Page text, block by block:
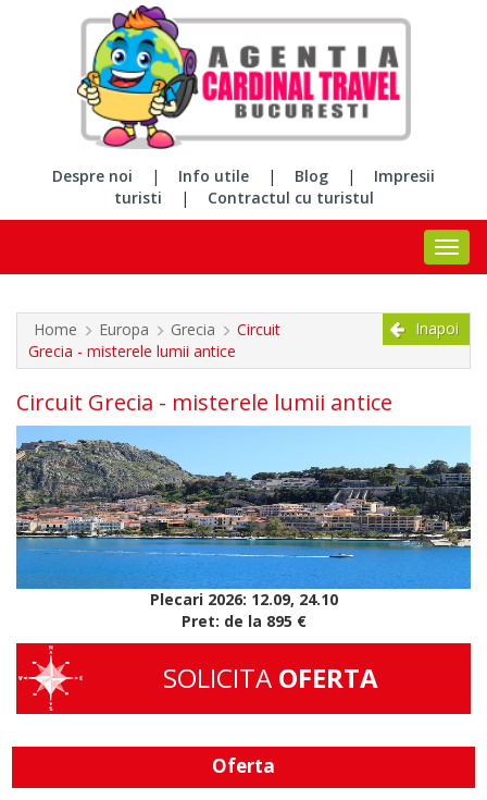
Despre noi | Info utile | Blog |
Impresii
turisti
| Contractul cu turistul
Home Europa Grecia
Circuit
Grecia - misterele lumii antice
Inapoi
Circuit Grecia - misterele lumii antice
Plecari 2026: 12.09, 24.10
Pret: de la 895 €
SOLICITA OFERTA
Oferta